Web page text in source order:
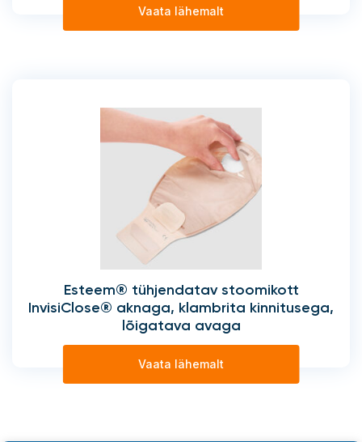
Vaata lähemalt
Esteem® tühjendatav stoomikott
InvisiClose® aknaga, klambrita kinnitusega,
lõigatava avaga
Vaata lähemalt